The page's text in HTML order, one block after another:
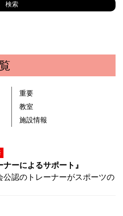
重要
教室
施設情報
ナーによるサポート』
公認のトレーナーがスポーツの